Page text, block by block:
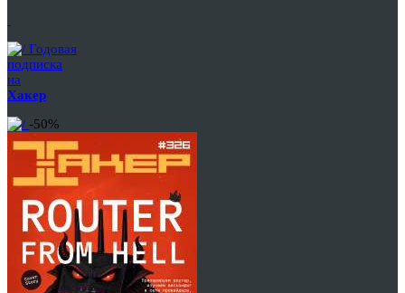
Годовая
подписка
на
Хакер
-50%